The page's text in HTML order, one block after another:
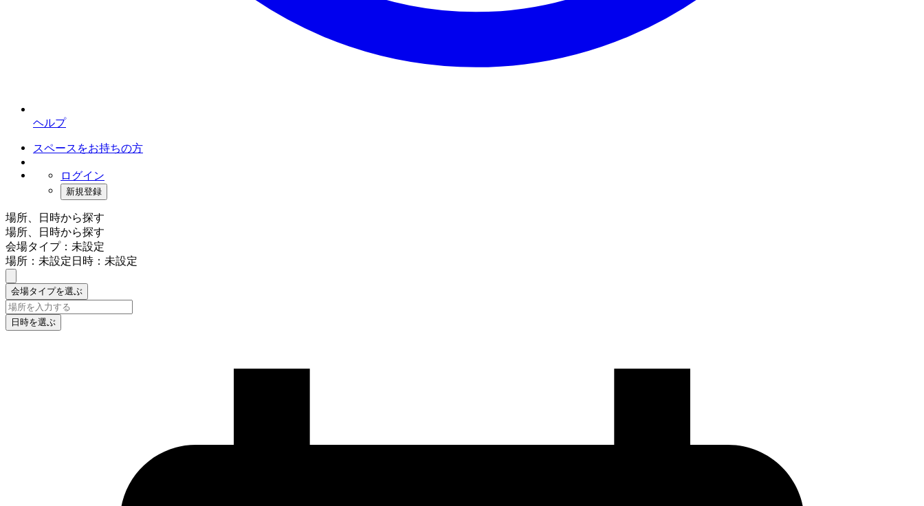
ヘルプ
スペースをお持ちの方
ログイン
新規登録
場所、日時から探す
場所、日時から探す
会場タイプ：未設定
場所：未設定日時：未設定
会場タイプを選ぶ
日時を選ぶ